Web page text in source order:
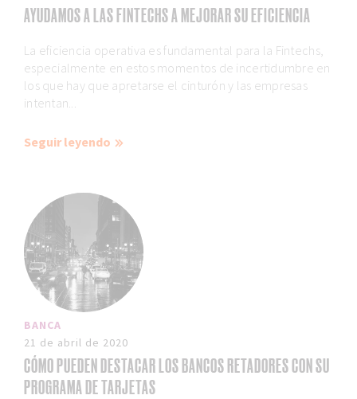
AYUDAMOS A LAS FINTECHS A MEJORAR SU EFICIENCIA
La eficiencia operativa es fundamental para la Fintechs,
especialmente en estos momentos de incertidumbre en
los que hay que apretarse el cinturón y las empresas
intentan...
Seguir leyendo
BANCA
21 de abril de 2020
CÓMO PUEDEN DESTACAR LOS BANCOS RETADORES CON SU
PROGRAMA DE TARJETAS